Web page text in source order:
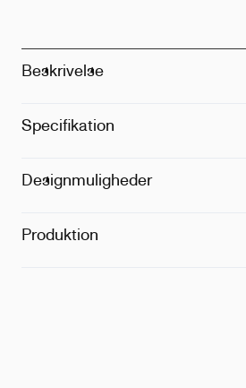
Beskrivelse
Specifikation
Designmuligheder
Produktion